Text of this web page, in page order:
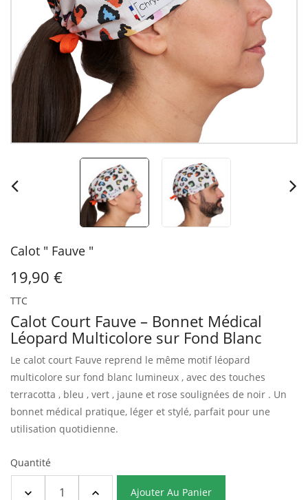
Calot " Fauve "
19,90 €
TTC
Calot Court Fauve – Bonnet Médical
Léopard Multicolore sur Fond Blanc
Le calot court Fauve reprend le même motif léopard
multicolore sur fond blanc lumineux , avec des touches
terracotta , bleu , vert , jaune et rose soulignées de noir . Un
bonnet médical pratique, léger et stylé, parfait pour une
utilisation quotidienne.
Quantité
Ajouter Au Panier